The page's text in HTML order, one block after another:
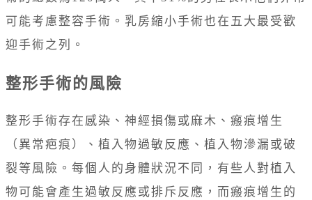
可能考慮整容手術。乳房縮小手術也在五大最受歡
迎手術之列。
整形手術的風險
整形手術存在感染、神經損傷或麻木、瘢痕增生
（異常疤痕）、植入物過敏反應、植入物滲漏或破
裂等風險。每個人的身體狀況不同，有些人對植入
物可能會產生過敏反應或排斥反應，而瘢痕增生的